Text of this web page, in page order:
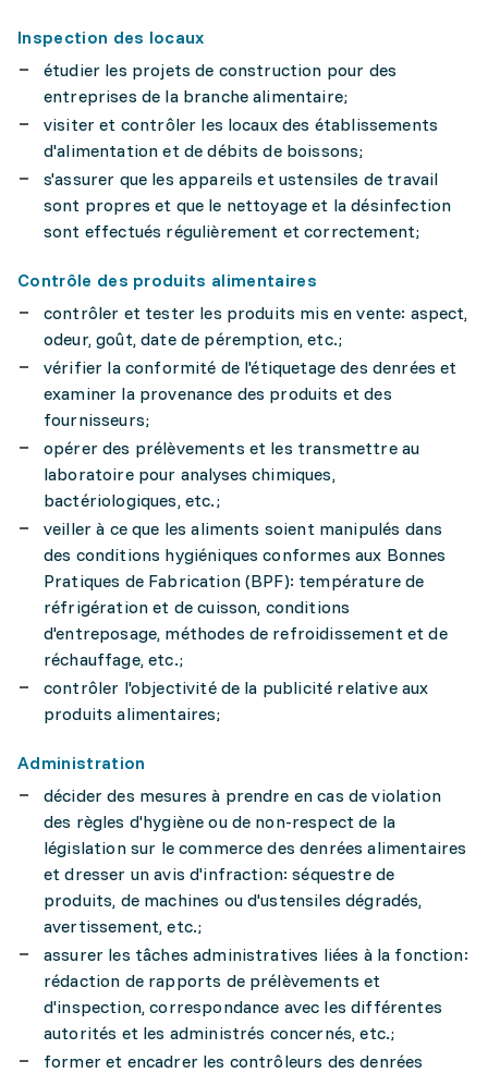
Inspection des locaux
étudier les projets de construction pour des
entreprises de la branche alimentaire;
visiter et contrôler les locaux des établissements
d'alimentation et de débits de boissons;
s'assurer que les appareils et ustensiles de travail
sont propres et que le nettoyage et la désinfection
sont effectués régulièrement et correctement;
Contrôle des produits alimentaires
contrôler et tester les produits mis en vente: aspect,
odeur, goût, date de péremption, etc.;
vérifier la conformité de l'étiquetage des denrées et
examiner la provenance des produits et des
fournisseurs;
opérer des prélèvements et les transmettre au
laboratoire pour analyses chimiques,
bactériologiques, etc.;
veiller à ce que les aliments soient manipulés dans
des conditions hygiéniques conformes aux Bonnes
Pratiques de Fabrication (BPF): température de
réfrigération et de cuisson, conditions
d'entreposage, méthodes de refroidissement et de
réchauffage, etc.;
contrôler l'objectivité de la publicité relative aux
produits alimentaires;
Administration
décider des mesures à prendre en cas de violation
des règles d'hygiène ou de non-respect de la
législation sur le commerce des denrées alimentaires
et dresser un avis d'infraction: séquestre de
produits, de machines ou d'ustensiles dégradés,
avertissement, etc.;
assurer les tâches administratives liées à la fonction:
rédaction de rapports de prélèvements et
d'inspection, correspondance avec les différentes
autorités et les administrés concernés, etc.;
former et encadrer les contrôleurs des denrées